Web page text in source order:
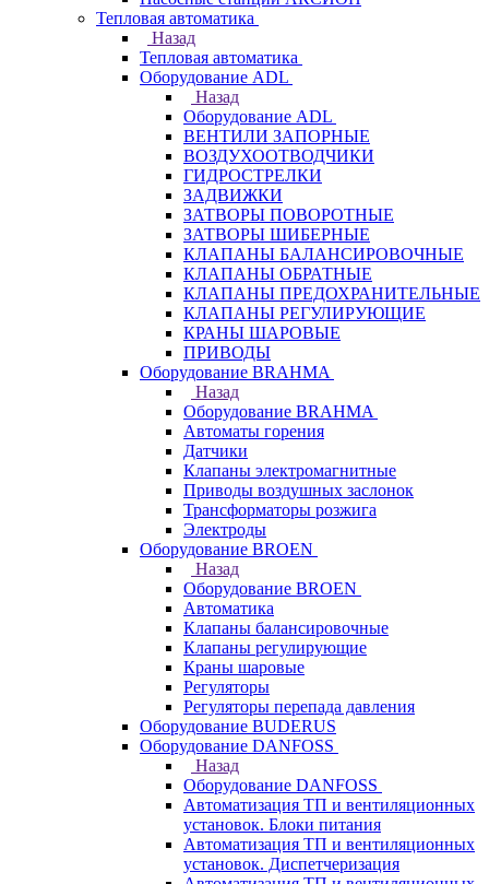
Тепловая автоматика
Назад
Тепловая автоматика
Оборудование ADL
Назад
Оборудование ADL
ВЕНТИЛИ ЗАПОРНЫЕ
ВОЗДУХООТВОДЧИКИ
ГИДРОСТРЕЛКИ
ЗАДВИЖКИ
ЗАТВОРЫ ПОВОРОТНЫЕ
ЗАТВОРЫ ШИБЕРНЫЕ
КЛАПАНЫ БАЛАНСИРОВОЧНЫЕ
КЛАПАНЫ ОБРАТНЫЕ
КЛАПАНЫ ПРЕДОХРАНИТЕЛЬНЫЕ
КЛАПАНЫ РЕГУЛИРУЮЩИЕ
КРАНЫ ШАРОВЫЕ
ПРИВОДЫ
Оборудование BRAHMA
Назад
Оборудование BRAHMA
Автоматы горения
Датчики
Клапаны электромагнитные
Приводы воздушных заслонок
Трансформаторы розжига
Электроды
Оборудование BROEN
Назад
Оборудование BROEN
Автоматика
Клапаны балансировочные
Клапаны регулирующие
Краны шаровые
Регуляторы
Регуляторы перепада давления
Оборудование BUDERUS
Оборудование DANFOSS
Назад
Оборудование DANFOSS
Автоматизация ТП и вентиляционных
установок. Блоки питания
Автоматизация ТП и вентиляционных
установок. Диспетчеризация